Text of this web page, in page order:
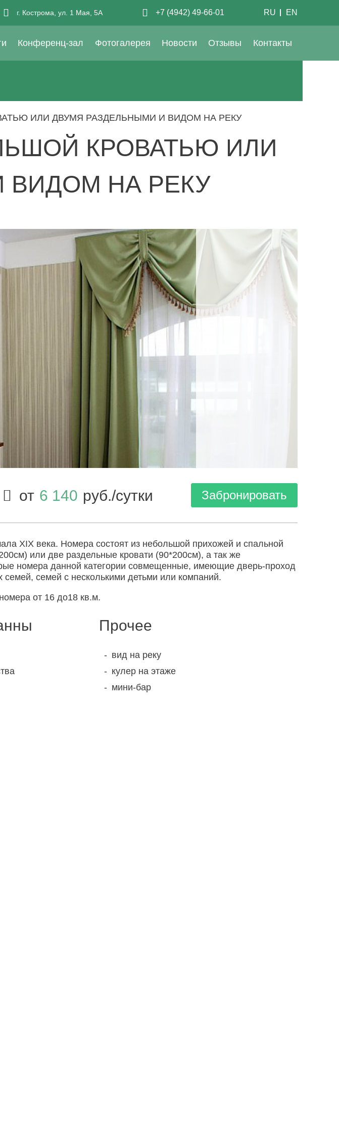
г. Кострома, ул. 1 Мая, 5А +7 (4942) 49-66-01 RU EN
Конференц-зал Фотогалерея Новости Отзывы Контакты
ИЛИ ДВУМЯ РАЗДЕЛЬНЫМИ И ВИДОМ НА РЕКУ
КРОВАТЬЮ ИЛИ
ВИДОМ НА РЕКУ
от 6 140 руб./сутки Забронировать
XIX века. Номера состоят из небольшой прихожей и спальной
или две раздельные кровати (90*200см), а так же
номера данной категории совмещенные, имеющие дверь-проход
семей с несколькими детьми или компаний.
от 16 до18 кв.м.
Прочее
вид на реку
кулер на этаже
мини-бар